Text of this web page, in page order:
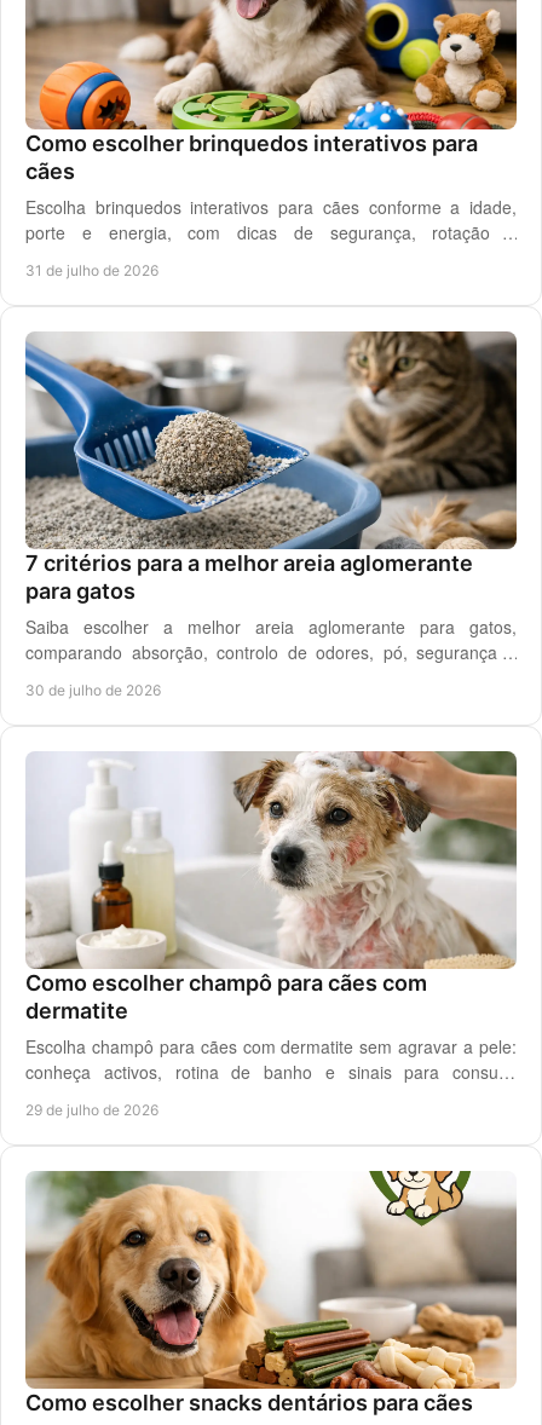
Como escolher brinquedos interativos para
cães
Escolha brinquedos interativos para cães conforme a idade,
porte e energia, com dicas de segurança, rotação e
31 de julho de 2026
7 critérios para a melhor areia aglomerante
para gatos
Saiba escolher a melhor areia aglomerante para gatos,
comparando absorção, controlo de odores, pó, segurança e
30 de julho de 2026
Como escolher champô para cães com
dermatite
Escolha champô para cães com dermatite sem agravar a pele:
conheça activos, rotina de banho e sinais para consulta
29 de julho de 2026
Como escolher snacks dentários para cães